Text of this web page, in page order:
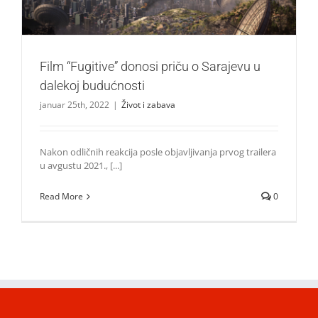
Film “Fugitive” donosi priču o Sarajevu u
dalekoj budućnosti
januar 25th, 2022 | Život i zabava
Nakon odličnih reakcija posle objavljivanja prvog trailera
u avgustu 2021., [...]
Read More 0